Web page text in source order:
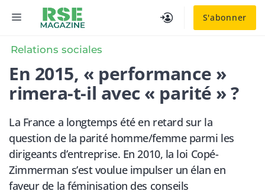
S'abonner
MENU
Relations sociales
En 2015, « performance »
rimera-t-il avec « parité » ?
La France a longtemps été en retard sur la
question de la parité homme/femme parmi les
dirigeants d’entreprise. En 2010, la loi Copé-
Zimmerman s’est voulue impulser un élan en
faveur de la féminisation des conseils